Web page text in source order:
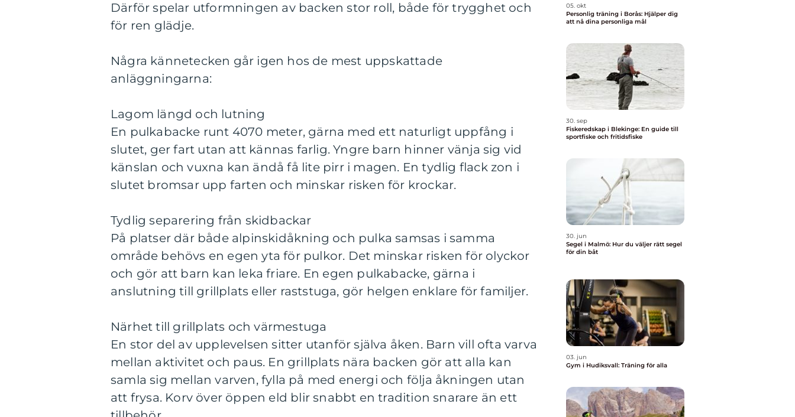
Därför spelar utformningen av backen stor roll, både för trygghet och
för ren glädje.
Några kännetecken går igen hos de mest uppskattade
anläggningarna:
Lagom längd och lutning
En pulkabacke runt 4070 meter, gärna med ett naturligt uppfång i
slutet, ger fart utan att kännas farlig. Yngre barn hinner vänja sig vid
känslan och vuxna kan ändå få lite pirr i magen. En tydlig flack zon i
slutet bromsar upp farten och minskar risken för krockar.
Tydlig separering från skidbackar
På platser där både alpinskidåkning och pulka samsas i samma
område behövs en egen yta för pulkor. Det minskar risken för olyckor
och gör att barn kan leka friare. En egen pulkabacke, gärna i
anslutning till grillplats eller raststuga, gör helgen enklare för familjer.
Närhet till grillplats och värmestuga
En stor del av upplevelsen sitter utanför själva åken. Barn vill ofta varva
mellan aktivitet och paus. En grillplats nära backen gör att alla kan
samla sig mellan varven, fylla på med energi och följa åkningen utan
att frysa. Korv över öppen eld blir snabbt en tradition snarare än ett
05. okt
Personlig träning i Borås: Hjälper dig
att nå dina personliga mål
30. sep
Fiskeredskap i Blekinge: En guide till
sportfiske och fritidsfiske
30. jun
Segel i Malmö: Hur du väljer rätt segel
för din båt
03. jun
Gym i Hudiksvall: Träning för alla